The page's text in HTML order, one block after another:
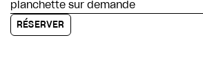
planchette sur demande
RÉSERVER